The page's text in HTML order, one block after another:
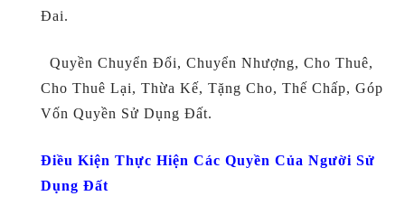
Đai.
Quyền Chuyển Đổi, Chuyển Nhượng, Cho Thuê,
Cho Thuê Lại, Thừa Kế, Tặng Cho, Thế Chấp, Góp
Vốn Quyền Sử Dụng Đất.
Điều Kiện Thực Hiện Các Quyền Của Người Sử
Dụng Đất